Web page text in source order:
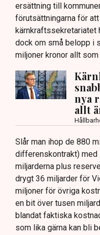
ersättning till
förutsättningarna för
kärnkraftssekretariatet
dock om små belopp i
miljoner kronor allt som
nya
allt
Slår man ihop de 880
differenskontrakt) med
miljarderna plus
drygt 36 miljarder för
miljoner för övriga
en bit över tusen
blandat faktiska
som lika gärna kan bli